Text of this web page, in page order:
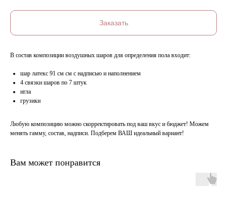
Заказать
В состав композиции воздушных шаров для определения пола входит:
шар латекс 91 см см с надписью и наполнением
4 связки шаров по 7 штук
игла
грузики
Любую композицию можно скорректировать под ваш вкус и бюджет! Можем
менять гамму, состав, надписи. Подберем ВАШ идеальный вариант!
Вам может понравится